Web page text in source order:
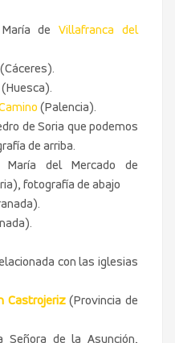
María deVillafranca del
(Palencia).
de Soria que podemos
de arriba.
del Mercado de
fotografía de abajo
con las iglesias
Castrojeriz(Provincia de
Señora de la Asunción,